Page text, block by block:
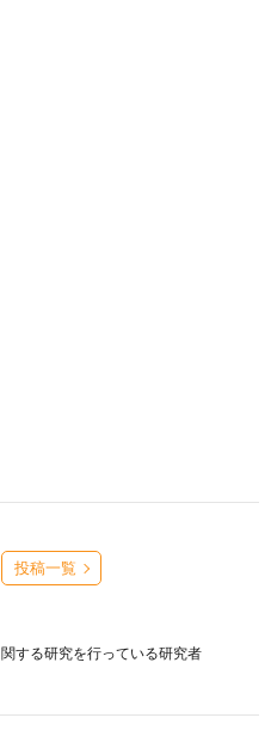
投稿一覧
する研究を行っている研究者